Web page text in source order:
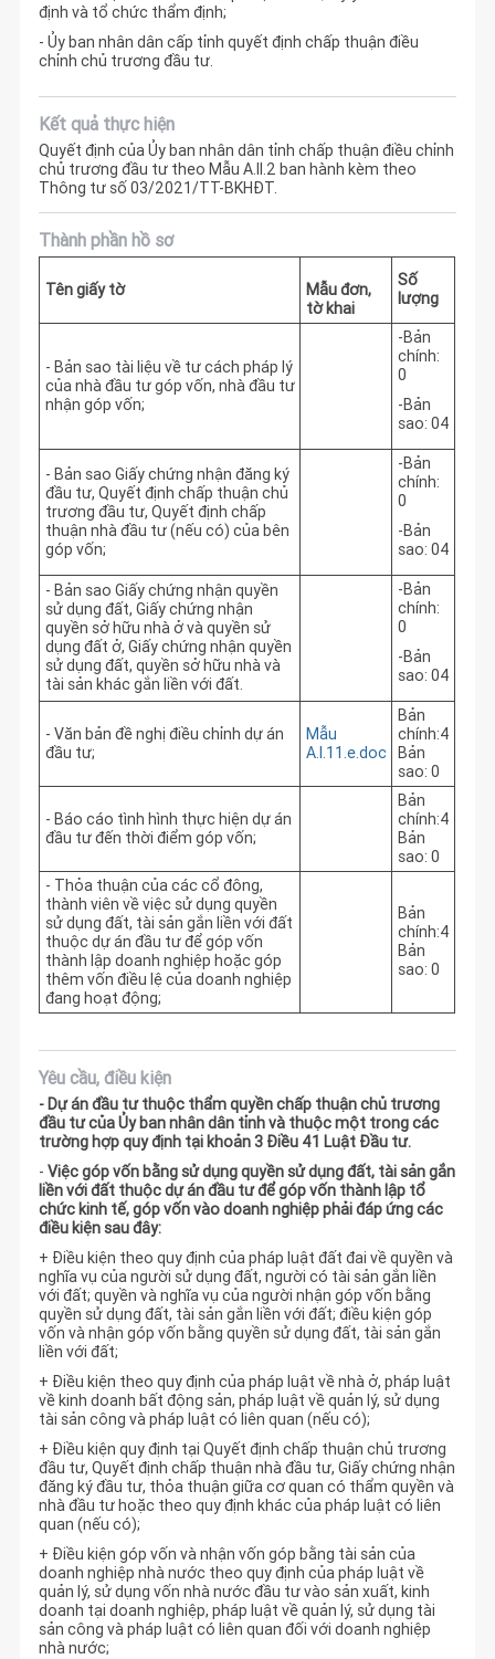
định và tổ chức thẩm định;
- Ủy ban nhân dân cấp tỉnh quyết định chấp thuận điều
chỉnh chủ trương đầu tư.
Kết quả thực hiện
Quyết định của Ủy ban nhân dân tỉnh chấp thuận điều chỉnh
chủ trương đầu tư theo Mẫu A.II.2 ban hành kèm theo
Thông tư số 03/2021/TT-BKHĐT.
Thành phần hồ sơ
Tên giấy tờ
Mẫu đơn,
tờ khai
Số
lượng
- Bản sao tài liệu về tư cách pháp lý
của nhà đầu tư góp vốn, nhà đầu tư
nhận góp vốn;
-Bản
chính:
0
-Bản
sao: 04
- Bản sao Giấy chứng nhận đăng ký
đầu tư, Quyết định chấp thuận chủ
trương đầu tư, Quyết định chấp
thuận nhà đầu tư (nếu có) của bên
góp vốn;
-Bản
chính:
0
-Bản
sao: 04
- Bản sao Giấy chứng nhận quyền
sử dụng đất, Giấy chứng nhận
quyền sở hữu nhà ở và quyền sử
dụng đất ở, Giấy chứng nhận quyền
sử dụng đất, quyền sở hữu nhà và
tài sản khác gắn liền với đất.
-Bản
chính:
0
-Bản
sao: 04
- Văn bản đề nghị điều chỉnh dự án
đầu tư;
Mẫu
A.I.11.e.doc
Bản
chính:4
Bản
sao: 0
- Báo cáo tình hình thực hiện dự án
đầu tư đến thời điểm góp vốn;
Bản
chính:4
Bản
sao: 0
- Thỏa thuận của các cổ đông,
thành viên về việc sử dụng quyền
sử dụng đất, tài sản gắn liền với đất
thuộc dự án đầu tư để góp vốn
thành lập doanh nghiệp hoặc góp
thêm vốn điều lệ của doanh nghiệp
đang hoạt động;
Bản
chính:4
Bản
sao: 0
Yêu cầu, điều kiện
- Dự án đầu tư thuộc thẩm quyền chấp thuận chủ trương
đầu tư của Ủy ban nhân dân tỉnh và thuộc một trong các
trường hợp quy định tại khoản 3 Điều 41 Luật Đầu tư.
- Việc góp vốn bằng sử dụng quyền sử dụng đất, tài sản gắn
liền với đất thuộc dự án đầu tư để góp vốn thành lập tổ
chức kinh tế, góp vốn vào doanh nghiệp phải đáp ứng các
điều kiện sau đây:
+ Điều kiện theo quy định của pháp luật đất đai về quyền và
nghĩa vụ của người sử dụng đất, người có tài sản gắn liền
với đất; quyền và nghĩa vụ của người nhận góp vốn bằng
quyền sử dụng đất, tài sản gắn liền với đất; điều kiện góp
vốn và nhận góp vốn bằng quyền sử dụng đất, tài sản gắn
liền với đất;
+ Điều kiện theo quy định của pháp luật về nhà ở, pháp luật
về kinh doanh bất động sản, pháp luật về quản lý, sử dụng
tài sản công và pháp luật có liên quan (nếu có);
+ Điều kiện quy định tại Quyết định chấp thuận chủ trương
đầu tư, Quyết định chấp thuận nhà đầu tư, Giấy chứng nhận
đăng ký đầu tư, thỏa thuận giữa cơ quan có thẩm quyền và
nhà đầu tư hoặc theo quy định khác của pháp luật có liên
quan (nếu có);
+ Điều kiện góp vốn và nhận vốn góp bằng tài sản của
doanh nghiệp nhà nước theo quy định của pháp luật về
quản lý, sử dụng vốn nhà nước đầu tư vào sản xuất, kinh
doanh tại doanh nghiệp, pháp luật về quản lý, sử dụng tài
sản công và pháp luật có liên quan đối với doanh nghiệp
nhà nước;